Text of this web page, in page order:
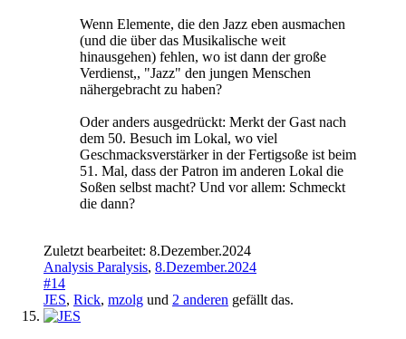
Wenn Elemente, die den Jazz eben ausmachen
(und die über das Musikalische weit
hinausgehen) fehlen, wo ist dann der große
Verdienst,, "Jazz" den jungen Menschen
nähergebracht zu haben?
Oder anders ausgedrückt: Merkt der Gast nach
dem 50. Besuch im Lokal, wo viel
Geschmacksverstärker in der Fertigsoße ist beim
51. Mal, dass der Patron im anderen Lokal die
Soßen selbst macht? Und vor allem: Schmeckt
die dann?
Zuletzt bearbeitet: 8.Dezember.2024
Analysis Paralysis, 8.Dezember.2024
#14
JES, Rick, mzolg und 2 anderen gefällt das.